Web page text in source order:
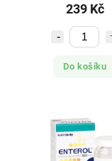
239 Kč
Do košíku